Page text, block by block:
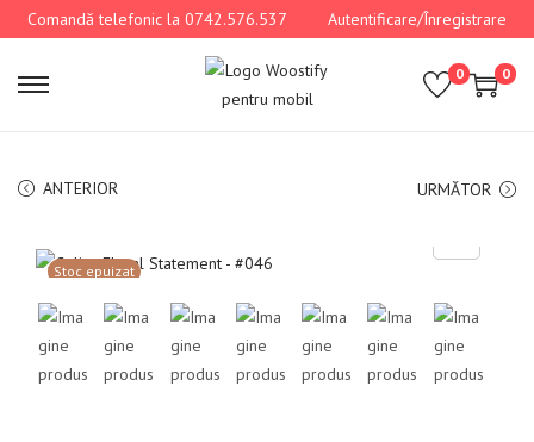
Comandă telefonic la 0742.576.537 Autentificare/Înregistrare
0 0
ANTERIOR URMĂTOR
Stoc epuizat